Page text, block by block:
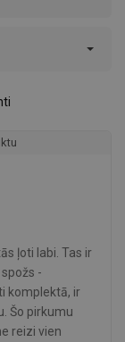
ļoti labi. Tas ir
-
komplektā, ir
Šo pirkumu
reizi vien